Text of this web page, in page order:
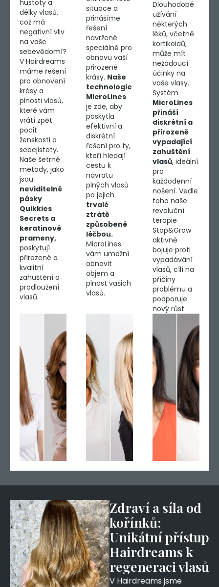
hustoty a
délky vlasů,
což má
negativní vliv
na vaše
sebevědomí?
V Hairdreams
máme řešení
pro obnovení
krásy a
plnosti vlasů,
které vám
vrátí zpět
pocit
ženskosti a
sebejistoty.
Naše šetrné
metody, jako
jsou
neviditelné
pásky
Quikkies
Secrets a
keratinové
prameny,
poskytují
přirozené a
kvalitní
zahuštění a
prodloužení
vlasů.
situace a
přinášíme
řešení
navržené
speciálně pro
obnovu vaší
přirozené
krásy. Naše
technologie
MicroLines
je zde, aby
poskytla
efektivní a
diskrétní
řešení pro ty,
kteří hledají
cestu k
návratu
plných vlasů
po jejich
trvalé
ztrátě
způsobené
léčbou.
MicroLines
vám umožní
obnovit
objem a
plnost vašich
vlasů.
Dlouhodobé
užívání
některých
léků, včetně
kortikoidů,
může mít
nežádoucí
účinky na
vaše vlasy.
Systém
MicroLines
přináší
diskrétní a
přirozeně
vypadající
zahuštění
vlasů, ideální
pro
každodenní
nošení. Vedle
toho naše
revoluční
terapie
Stop&Grow
aktivně
bojuje proti
vypadávání
vlasů, cílí na
příčiny
problému a
podporuje
nový růst.
Zdraví a síla od
kořínků:
Unikátní přístup
Hairdreams k
regeneraci vlasů
V Hairdreams jsme